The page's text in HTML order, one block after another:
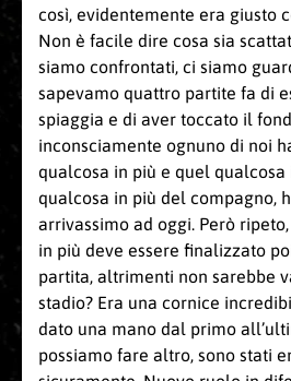
così, evidentemente era giusto
Non è facile dire cosa sia
siamo confrontati, ci siamo
sapevamo quattro partite fa di
spiaggia e di aver toccato il
inconsciamente ognuno di noi
qualcosa in più e quel qualcosa
qualcosa in più del compagno,
arrivassimo ad oggi. Però
in più deve essere finalizzato
partita, altrimenti non sarebbe
stadio? Era una cornice
dato una mano dal primo
possiamo fare altro, sono stati